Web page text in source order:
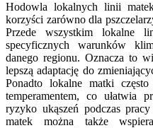
Hodowla lokalnych linii
korzyści zarówno dla
Przede wszystkim lokalne
specyficznych warunków
danego regionu. Oznacza to
lepszą adaptację do
Ponadto lokalne matki często
temperamentem, co ułatwia
ryzyko ukąszeń podczas
matek można także